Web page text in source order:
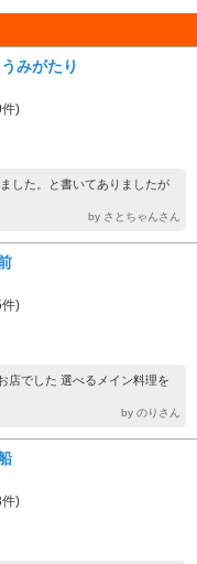
みがたり
)
した。と書いてありましたが
by さとちゃんさん
)
でした 選べるメイン料理を
by のりさん
)